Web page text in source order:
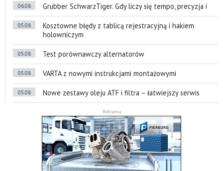
06.08 Grubber SchwarzTiger. Gdy liczy się tempo, precyzja i
05.08
Kosztowne błędy z tablicą rejestracyjną i hakiem
holowniczym
05.08 Test porównawczy alternatorów
05.08 VARTA z nowymi instrukcjami montażowymi
05.08 Nowe zestawy oleju ATF i filtra – łatwiejszy serwis
Reklama